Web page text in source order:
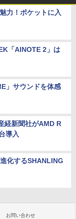
力！ポケットに入
「AINOTE 2」は
」サウンドを体感
経新聞社がAMD R
導入
化するSHANLING
お問い合わせ